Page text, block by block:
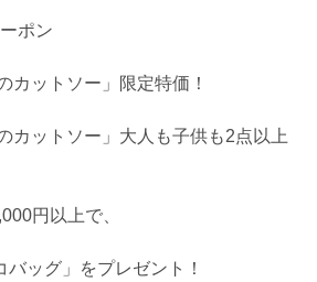
ポン
カットソー」限定特価！
カットソー」大人も子供も2点以上
円以上で、
バッグ」をプレゼント！